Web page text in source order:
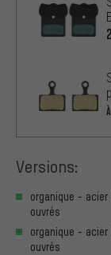
Versions:
organique -
ouvrés
organique -
ouvrés